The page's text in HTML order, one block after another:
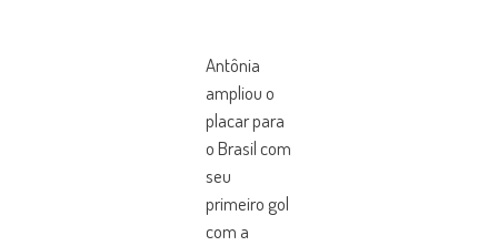
Antônia
ampliou o
placar para
o Brasil com
seu
primeiro gol
com a